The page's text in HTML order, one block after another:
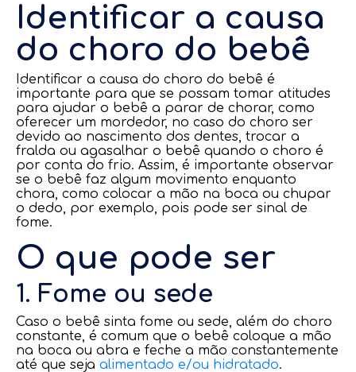
Identificar a causa
do choro do bebê
Identificar a causa do choro do bebê é
importante para que se possam tomar atitudes
para ajudar o bebê a parar de chorar, como
oferecer um mordedor, no caso do choro ser
devido ao nascimento dos dentes, trocar a
fralda ou agasalhar o bebê quando o choro é
por conta do frio. Assim, é importante observar
se o bebê faz algum movimento enquanto
chora, como colocar a mão na boca ou chupar
o dedo, por exemplo, pois pode ser sinal de
fome.
O que pode ser
1. Fome ou sede
Caso o bebê sinta fome ou sede, além do choro
constante, é comum que o bebê coloque a mão
na boca ou abra e feche a mão constantemente
até que seja alimentado e/ou hidratado.